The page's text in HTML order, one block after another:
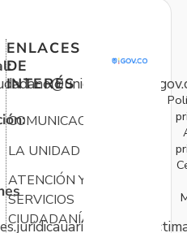
ENLACES
DE
INTERÉS
COMUNICACIONES
LA UNIDAD
ATENCIÓN Y
SERVICIOS
CIUDADANÍA